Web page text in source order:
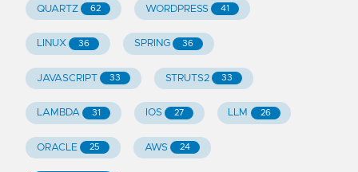
QUARTZ 62 WORDPRESS 41
LINUX 36 SPRING 36
JAVASCRIPT 33 STRUTS2 33
LAMBDA 31 IOS 27 LLM 26
ORACLE 25 AWS 24